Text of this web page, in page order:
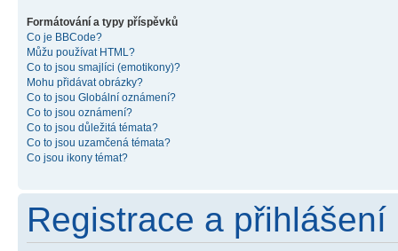
Formátování a typy příspěvků
Co je BBCode?
Můžu používat HTML?
Co to jsou smajlíci (emotikony)?
Mohu přidávat obrázky?
Co to jsou Globální oznámení?
Co to jsou oznámení?
Co to jsou důležitá témata?
Co to jsou uzamčená témata?
Co jsou ikony témat?
Registrace a přihlášení